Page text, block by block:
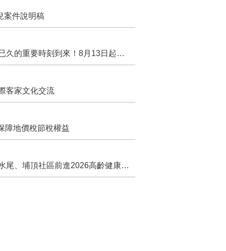
案件說明稿
行政院核定西拉雅族為平埔原住民族群 盼望已久的重要時刻到來！8月13日起受理民族成員名冊登記
客家文化交流
障地價稅節稅權益
苗栗農村綠色照顧成果登上全國舞台！ 後龍水尾、埔頂社區前進2026高齡健康產業博覽會